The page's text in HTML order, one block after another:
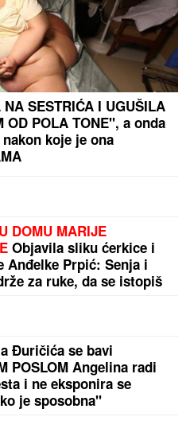
Ilić! Nećete verovati
da je mlađi!
ĆERKOM NA ADI
se na plaži sa